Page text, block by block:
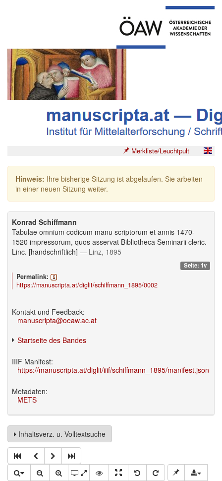
Merkliste/Leuchtpult
Hinweis: Ihre bisherige Sitzung ist abgelaufen. Sie arbeiten
in einer neuen Sitzung weiter.
Konrad Schiffmann
Tabulae omnium codicum manu scriptorum et annis 1470-
1520 impressorum, quos asservat Bibliotheca Seminarii cleric.
Linc. [handschriftlich] — Linz, 1895
Seite: 1v
Permalink:
https://manuscripta.at/diglit/schiffmann_1895/0002
Kontakt und Feedback:
manuscripta@oeaw.ac.at
Startseite des Bandes
IIIF Manifest:
https://manuscripta.at/diglit/iiif/schiffmann_1895/manifest.json
Metadaten:
METS
Inhaltsverz. u. Volltextsuche